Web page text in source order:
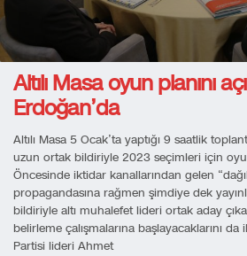
Altılı Masa oyun planını
Erdoğan’da
Altılı Masa 5 Ocak’ta yaptığı 9 saatlik
uzun ortak bildiriyle 2023 seçimleri için
Öncesinde iktidar kanallarından gelen
propagandasına rağmen şimdiye dek
bildiriyle altı muhalefet lideri ortak aday
belirleme çalışmalarına başlayacaklarını
Partisi lideri Ahmet